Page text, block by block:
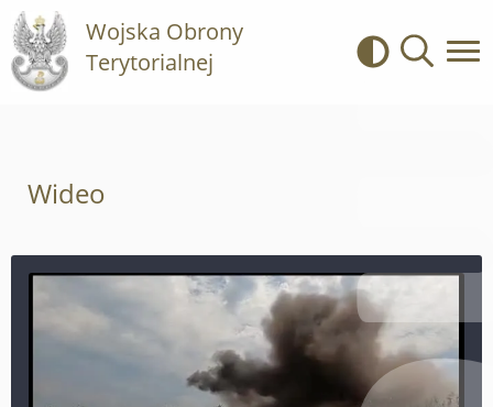
Wojska Obrony
Terytorialnej
Kontrast
Wideo